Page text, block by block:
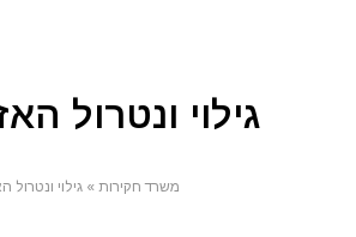
גילוי ונטרול
משרד חקירות» גילוי ונטרול